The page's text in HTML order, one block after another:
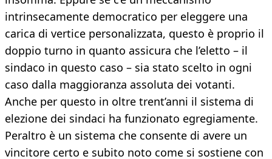
intrinsecamente democratico per eleggere una
carica di vertice personalizzata, questo è proprio il
doppio turno in quanto assicura che l’eletto – il
sindaco in questo caso – sia stato scelto in ogni
caso dalla maggioranza assoluta dei votanti.
Anche per questo in oltre trent’anni il sistema di
elezione dei sindaci ha funzionato egregiamente.
Peraltro è un sistema che consente di avere un
vincitore certo e subito noto come si sostiene con